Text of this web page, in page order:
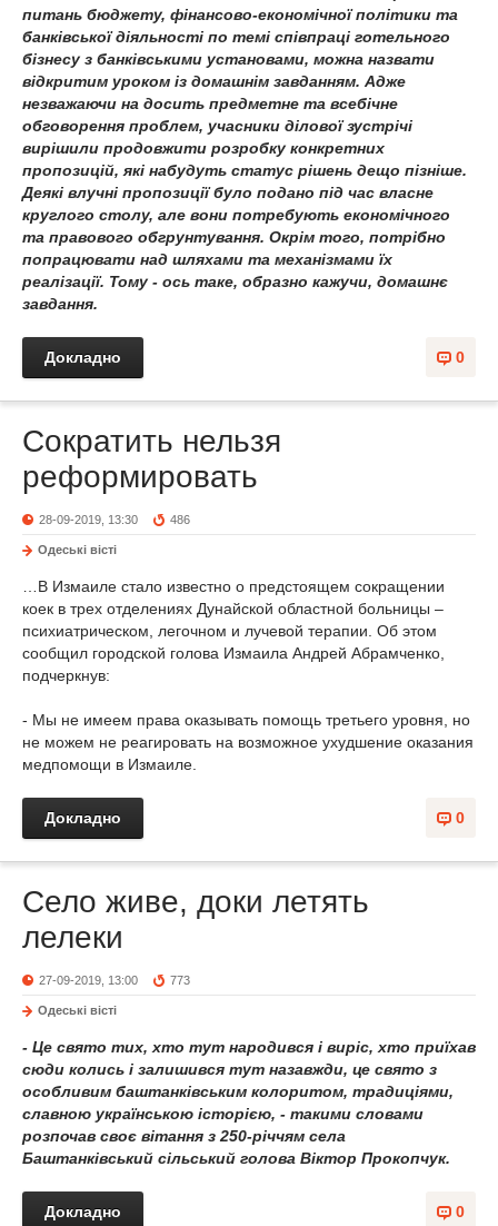
питань бюджету, фінансово-економічної політики та
банківської діяльності по темі співпраці готельного
бізнесу з банківськими установами, можна назвати
відкритим уроком із домашнім завданням. Адже
незважаючи на досить предметне та всебічне
обговорення проблем, учасники ділової зустрічі
вирішили продовжити розробку конкретних
пропозицій, які набудуть статус рішень дещо пізніше.
Деякі влучні пропозиції було подано під час власне
круглого столу, але вони потребують економічного
та правового обгрунтування. Окрім того, потрібно
попрацювати над шляхами та механізмами їх
реалізації. Тому - ось таке, образно кажучи, домашнє
завдання.
0
Докладно
Сократить нельзя
реформировать
28-09-2019, 13:30 486
Одеськi вiстi
…В Измаиле стало известно о предстоящем сокращении
коек в трех отделениях Дунайской областной больницы –
психиатрическом, легочном и лучевой терапии. Об этом
сообщил городской голова Из­ма­ила Андрей Абрамченко,
подчеркнув:
- Мы не имеем права оказывать помощь третьего уровня, но
не можем не реагировать на возможное ухудшение оказания
медпомощи в Измаиле.
0
Докладно
Село живе, доки летять
лелеки
27-09-2019, 13:00 773
Одеськi вiстi
- Це свято тих, хто тут народився і виріс, хто приїхав
сюди колись і залишився тут назавжди, це свято з
особливим баштанківським колоритом, традиціями,
славною українською історією, - такими словами
розпочав своє вітання з 250-річчям села
Баштанківський сільський голова Віктор Прокопчук.
0
Докладно